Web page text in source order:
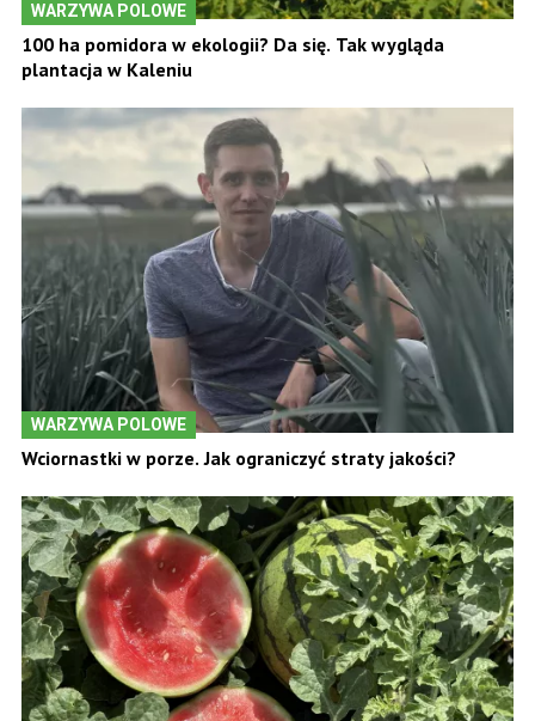
WARZYWA POLOWE
100 ha pomidora w ekologii? Da się. Tak wygląda
plantacja w Kaleniu
WARZYWA POLOWE
Wciornastki w porze. Jak ograniczyć straty jakości?